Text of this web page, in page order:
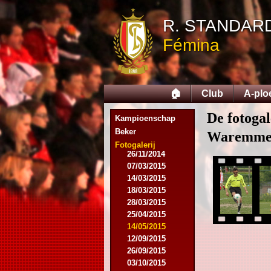
R.
Fémina
🏠 Club A-
Kampioenschap
Beker
Fotogalerij
09/08/2014
17/08/2014
31/08/2014
13/09/2014
27/09/2014
18/10/2014
25/10/2014
22/11/2014
26/11/2014
07/03/2015
14/03/2015
18/03/2015
28/03/2015
25/04/2015
14/05/2015
12/09/2015
26/09/2015
03/10/2015
De